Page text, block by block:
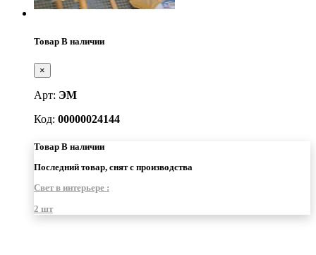
Товар В наличии
×
Арт: ЭМ
Код: 00000024144
Товар В наличии
Последний товар, снят с производства
Свет в интерьере :
2 шт